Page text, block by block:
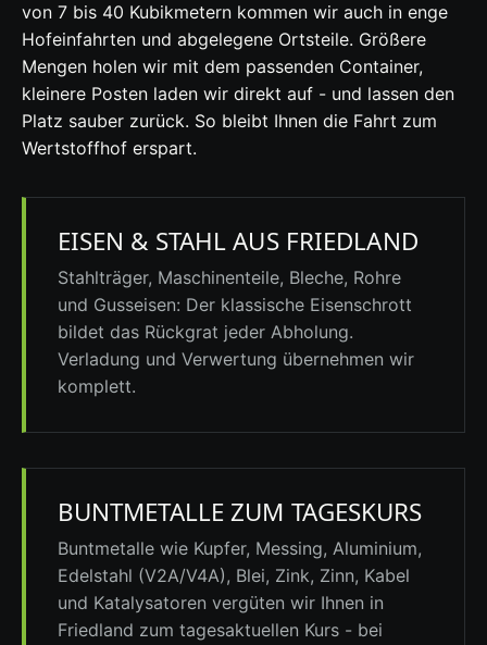
von 7 bis 40 Kubikmetern kommen wir auch in enge
Hofeinfahrten und abgelegene Ortsteile. Größere
Mengen holen wir mit dem passenden Container,
kleinere Posten laden wir direkt auf - und lassen den
Platz sauber zurück. So bleibt Ihnen die Fahrt zum
Wertstoffhof erspart.
EISEN & STAHL AUS FRIEDLAND
Stahlträger, Maschinenteile, Bleche, Rohre
und Gusseisen: Der klassische Eisenschrott
bildet das Rückgrat jeder Abholung.
Verladung und Verwertung übernehmen wir
komplett.
BUNTMETALLE ZUM TAGESKURS
Buntmetalle wie Kupfer, Messing, Aluminium,
Edelstahl (V2A/V4A), Blei, Zink, Zinn, Kabel
und Katalysatoren vergüten wir Ihnen in
Friedland zum tagesaktuellen Kurs - bei